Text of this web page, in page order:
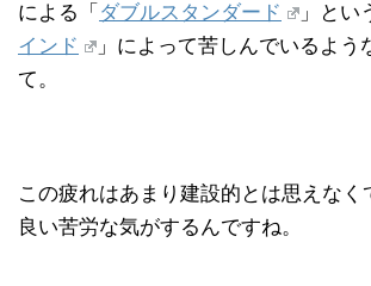
による「 ダブルスタンダード 」とい
インド
」によって苦しんでいるよう
て。
この疲れはあまり建設的とは思えなく
良い苦労な気がするんですね。